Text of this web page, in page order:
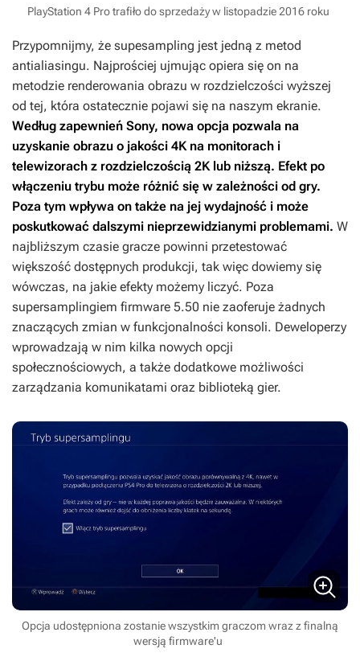
PlayStation 4 Pro trafiło do sprzedaży w listopadzie 2016 roku
Przypomnijmy, że supesampling jest jedną z metod
antialiasingu. Najprościej ujmując opiera się on na
metodzie renderowania obrazu w rozdzielczości wyższej
od tej, która ostatecznie pojawi się na naszym ekranie.
Według zapewnień Sony, nowa opcja pozwala na
uzyskanie obrazu o jakości 4K na monitorach i
telewizorach z rozdzielczością 2K lub niższą. Efekt po
włączeniu trybu może różnić się w zależności od gry.
Poza tym wpływa on także na jej wydajność i może
poskutkować dalszymi nieprzewidzianymi problemami. W
najbliższym czasie gracze powinni przetestować
większość dostępnych produkcji, tak więc dowiemy się
wówczas, na jakie efekty możemy liczyć. Poza
supersamplingiem firmware 5.50 nie zaoferuje żadnych
znaczących zmian w funkcjonalności konsoli. Deweloperzy
wprowadzają w nim kilka nowych opcji
społecznościowych, a także dodatkowe możliwości
zarządzania komunikatami oraz biblioteką gier.
Opcja udostępniona zostanie wszystkim graczom wraz z finalną
wersją firmware'u